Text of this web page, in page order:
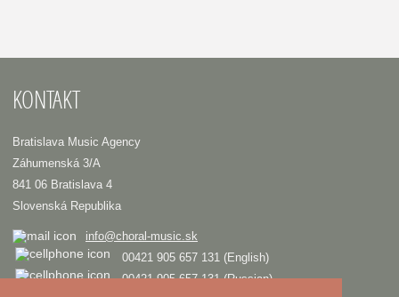
KONTAKT
Bratislava Music Agency
Záhumenská 3/A
841 06 Bratislava 4
Slovenská Republika
info@choral-music.sk
00421 905 657 131 (English)
00421 905 657 131 (Russian)